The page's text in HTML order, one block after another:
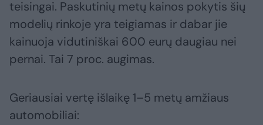
teisingai. Paskutinių metų kainos pokytis šių
modelių rinkoje yra teigiamas ir dabar jie
kainuoja vidutiniškai 600 eurų daugiau nei
pernai. Tai 7 proc. augimas.
Geriausiai vertę išlaikę 1–5 metų amžiaus
automobiliai: